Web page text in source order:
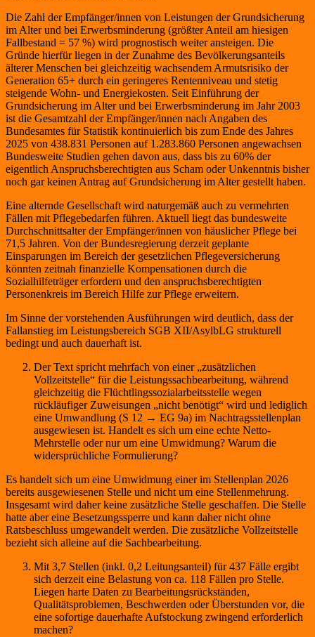
Die Zahl der Empfänger/innen von Leistungen der Grundsicherung
im Alter und bei Erwerbsminderung (größter Anteil am hiesigen
Fallbestand = 57 %) wird prognostisch weiter ansteigen. Die
Gründe hierfür liegen in der Zunahme des Bevölkerungsanteils
älterer Menschen bei gleichzeitig wachsendem Armutsrisiko der
Generation 65+ durch ein geringeres Rentenniveau und stetig
steigende Wohn- und Energiekosten. Seit Einführung der
Grundsicherung im Alter und bei Erwerbsminderung im Jahr 2003
ist die Gesamtzahl der Empfänger/innen nach Angaben des
Bundesamtes für Statistik kontinuierlich bis zum Ende des Jahres
2025 von 438.831 Personen auf 1.283.860 Personen angewachsen
Bundesweite Studien gehen davon aus, dass bis zu 60% der
eigentlich Anspruchsberechtigten aus Scham oder Unkenntnis bisher
noch gar keinen Antrag auf Grundsicherung im Alter gestellt haben.
Eine alternde Gesellschaft wird naturgemäß auch zu vermehrten
Fällen mit Pflegebedarfen führen. Aktuell liegt das bundesweite
Durchschnittsalter der Empfänger/innen von häuslicher Pflege bei
71,5 Jahren. Von der Bundesregierung derzeit geplante
Einsparungen im Bereich der gesetzlichen Pflegeversicherung
könnten zeitnah finanzielle Kompensationen durch die
Sozialhilfeträger erfordern und den anspruchsberechtigten
Personenkreis im Bereich Hilfe zur Pflege erweitern.
Im Sinne der vorstehenden Ausführungen wird deutlich, dass der
Fallanstieg im Leistungsbereich SGB XII/AsylbLG strukturell
bedingt und auch dauerhaft ist.
Der Text spricht mehrfach von einer „zusätzlichen
Vollzeitstelle“ für die Leistungssachbearbeitung, während
gleichzeitig die Flüchtlingssozialarbeitsstelle wegen
rückläufiger Zuweisungen „nicht benötigt“ wird und lediglich
eine Umwandlung (S 12 → EG 9a) im Nachtragsstellenplan
ausgewiesen ist. Handelt es sich um eine echte Netto-
Mehrstelle oder nur um eine Umwidmung? Warum die
widersprüchliche Formulierung?
Es handelt sich um eine Umwidmung einer im Stellenplan 2026
bereits ausgewiesenen Stelle und nicht um eine Stellenmehrung.
Insgesamt wird daher keine zusätzliche Stelle geschaffen. Die Stelle
hatte aber eine Besetzungssperre und kann daher nicht ohne
Ratsbeschluss umgewandelt werden. Die zusätzliche Vollzeitstelle
bezieht sich alleine auf die Sachbearbeitung.
Mit 3,7 Stellen (inkl. 0,2 Leitungsanteil) für 437 Fälle ergibt
sich derzeit eine Belastung von ca. 118 Fällen pro Stelle.
Liegen harte Daten zu Bearbeitungsrückständen,
Qualitätsproblemen, Beschwerden oder Überstunden vor, die
eine sofortige dauerhafte Aufstockung zwingend erforderlich
machen?